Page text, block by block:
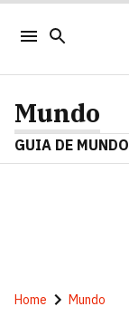
Mundo
GUIA DE MUNDO
Home Mundo